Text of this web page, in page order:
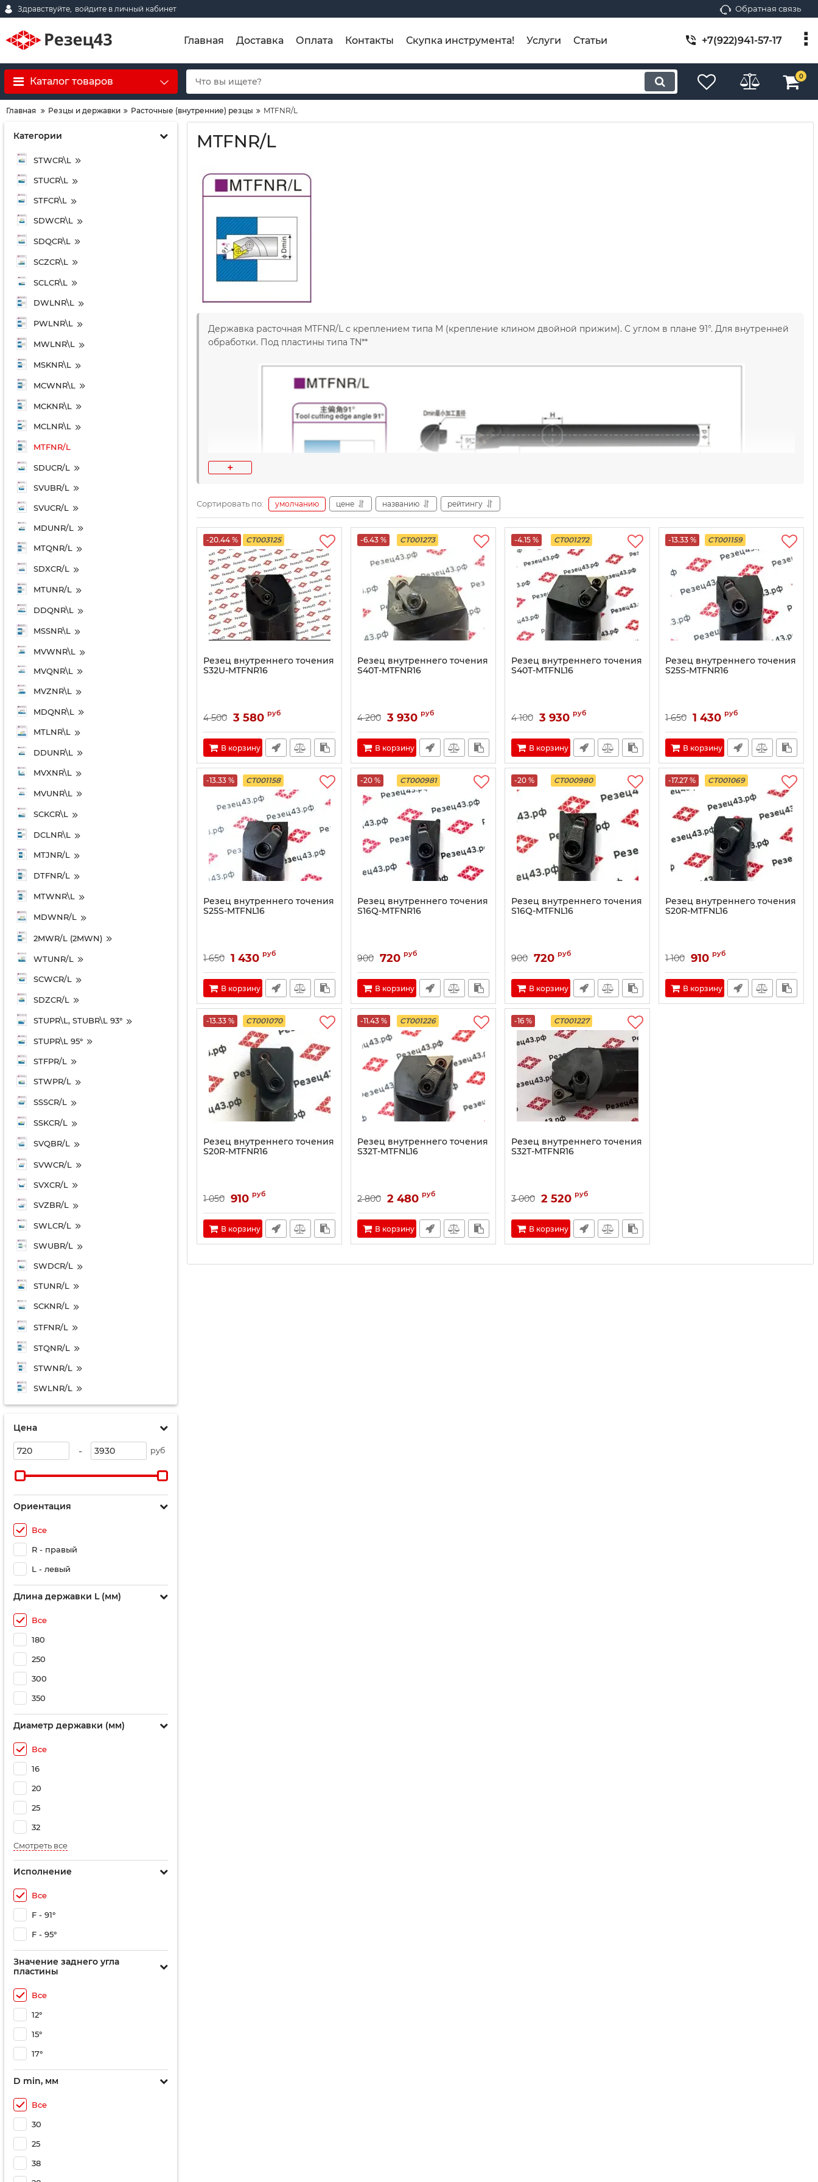
Здравствуйте, войдите в личный кабинет Обратная связь
Главная Доставка Оплата Контакты Скупка инструмента! Услуги Статьи +7(922)941-57-17
Каталог товаров 0
Главная Резцы и державки Расточные (внутренние) резцы MTFNR/L
Категории
STWCR\L
STUCR\L
STFCR\L
SDWCR\L
SDQCR\L
SCZCR\L
SCLCR\L
DWLNR\L
PWLNR\L
MWLNR\L
MSKNR\L
MCWNR\L
MCKNR\L
MCLNR\L
MTFNR/L
SDUCR/L
SVUBR/L
SVUCR/L
MDUNR/L
MTQNR/L
SDXCR/L
MTUNR/L
DDQNR\L
MSSNR\L
MVWNR\L
MVQNR\L
MVZNR\L
MDQNR\L
MTLNR\L
DDUNR\L
MVXNR\L
MVUNR\L
SCKCR\L
DCLNR\L
MTJNR/L
DTFNR/L
MTWNR\L
MDWNR/L
2MWR/L (2MWN)
WTUNR/L
SCWCR/L
SDZCR/L
STUPR\L, STUBR\L 93°
STUPR\L 95°
STFPR/L
STWPR/L
SSSCR/L
SSKCR/L
SVQBR/L
SVWCR/L
SVXCR/L
SVZBR/L
SWLCR/L
SWUBR/L
SWDCR/L
STUNR/L
SCKNR/L
STFNR/L
STQNR/L
STWNR/L
SWLNR/L
Цена
- руб
Ориентация
Все
R - правый
L - левый
Длина державки L (мм)
Все
180
250
300
350
Диаметр державки (мм)
Все
16
20
25
32
Смотреть все
Исполнение
Все
F - 91°
F - 95°
Значение заднего угла
пластины
Все
12°
15°
17°
D min, мм
Все
30
25
38
MTFNR/L
Державка расточная MTFNR/L с креплением типа M (крепление клином двойной прижим). С углом в плане 91°. Для внутренней
обработки. Под пластины типа TN**
+
Сортировать по: умолчанию цене названию рейтингу
-20.44 % CT003125
Резец внутреннего точения
S32U-MTFNR16
4 500 3 580 руб
В корзину
-6.43 % CT001273
Резец внутреннего точения
S40T-MTFNR16
4 200 3 930 руб
В корзину
-4.15 % CT001272
Резец внутреннего точения
S40T-MTFNL16
4 100 3 930 руб
В корзину
-13.33 % CT001159
Резец внутреннего точения
S25S-MTFNR16
1 650 1 430 руб
В корзину
-13.33 % CT001158
Резец внутреннего точения
S25S-MTFNL16
1 650 1 430 руб
В корзину
-20 % CT000981
Резец внутреннего точения
S16Q-MTFNR16
900 720 руб
В корзину
-20 % CT000980
Резец внутреннего точения
S16Q-MTFNL16
900 720 руб
В корзину
-17.27 % CT001069
Резец внутреннего точения
S20R-MTFNL16
1 100 910 руб
В корзину
-13.33 % CT001070
Резец внутреннего точения
S20R-MTFNR16
1 050 910 руб
В корзину
-11.43 % CT001226
Резец внутреннего точения
S32T-MTFNL16
2 800 2 480 руб
В корзину
-16 % CT001227
Резец внутреннего точения
S32T-MTFNR16
3 000 2 520 руб
В корзину